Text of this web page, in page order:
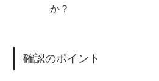
か？
確認のポイント